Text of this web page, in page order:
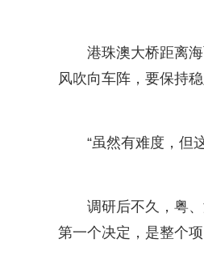
港珠澳大桥距离
风吹向车阵，要保持
“虽然有难度，但
调研后不久，粤
第一个决定，是整个